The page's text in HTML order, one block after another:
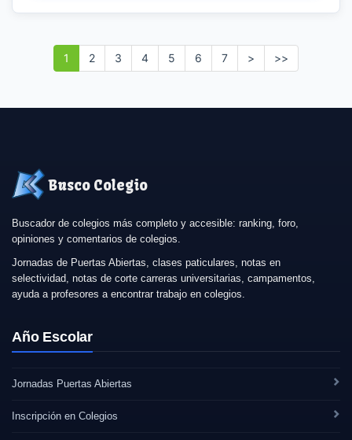
1 2 3 4 5 6 7 > >>
Busco Colegio
Buscador de colegios más completo y accesible: ranking, foro,
opiniones y comentarios de colegios.
Jornadas de Puertas Abiertas, clases paticulares, notas en
selectividad, notas de corte carreras universitarias, campamentos,
ayuda a profesores a encontrar trabajo en colegios.
Año Escolar
Jornadas Puertas Abiertas
Inscripción en Colegios